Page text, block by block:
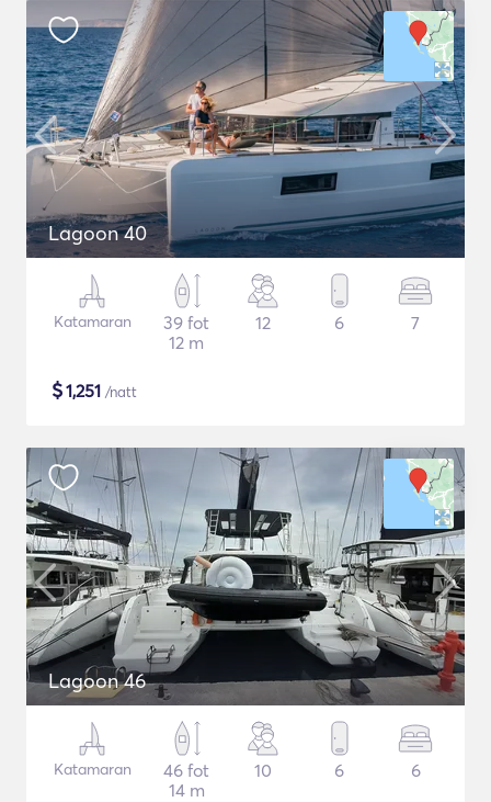
Lagoon 40
Katamaran
39 fot
12 m
12 6 7
$1,251 /natt
Lagoon 46
Katamaran
46 fot
14 m
10 6 6